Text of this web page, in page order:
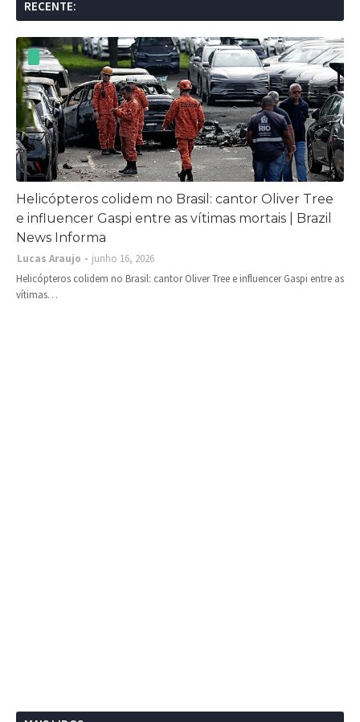
RECENTE:
Helicópteros colidem no Brasil: cantor Oliver Tree
e influencer Gaspi entre as vítimas mortais | Brazil
News Informa
Lucas Araujo
junho 16, 2026
Helicópteros colidem no Brasil: cantor Oliver Tree e influencer Gaspi entre as
vítimas…